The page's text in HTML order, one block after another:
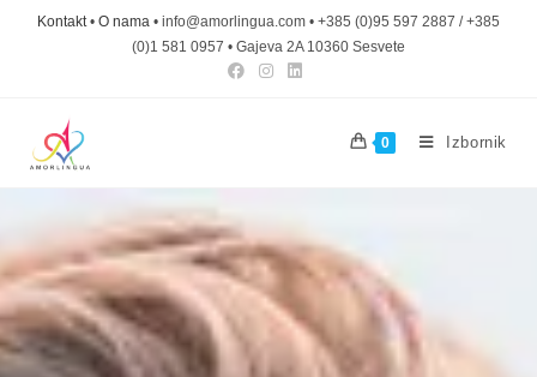
Kontakt• O nama • info@amorlingua.com • +385 (0)95 597 2887 / +385
(0)1 581 0957 • Gajeva 2A 10360 Sesvete
0 Izbornik